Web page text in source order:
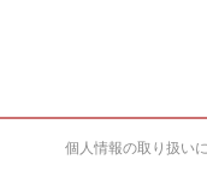
個人情報の取り扱い